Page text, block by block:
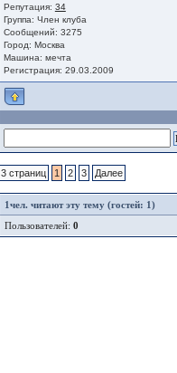
Репутация: 34
Группа: Член клуба
Сообщений: 3275
Город: Москва
Машина: мечта
Регистрация: 29.03.2009
3 страниц 1 2 3 Далее
1чел. читают эту тему (гостей: 1)
Пользователей: 0